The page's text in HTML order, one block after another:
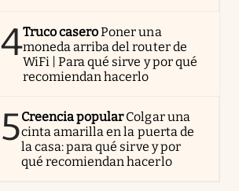
4Truco caseroPoner una
moneda arriba del router de
WiFi | Para qué sirve y por qué
recomiendan hacerlo
5Creencia popularColgar una
cinta amarilla en la puerta de
la casa: para qué sirve y por
qué recomiendan hacerlo